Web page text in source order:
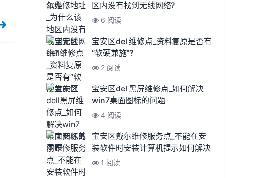
区内没有找到无线网络?
6 阅读
宝安区dell维修点_资料复原是否有
“软硬兼施”?
2 阅读
宝安区dell黑屏维修点_如何解决
win7桌面图标的问题
4 阅读
宝安区戴尔维修服务点_不能在安
装软件时安装计算机提示如何解决
1 阅读